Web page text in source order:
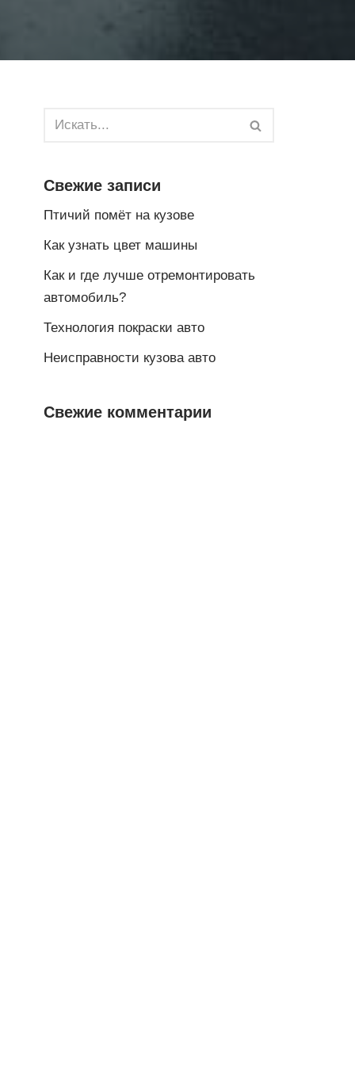
Свежие записи
Птичий помёт на кузове
Как узнать цвет машины
Как и где лучше отремонтировать
автомобиль?
Технология покраски авто
Неисправности кузова авто
Свежие комментарии